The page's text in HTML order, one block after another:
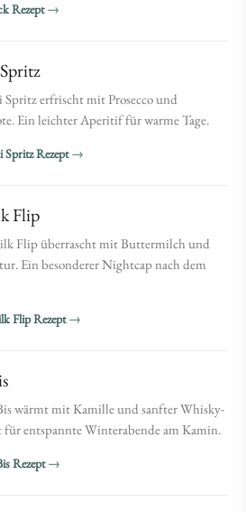
Rezept
Spritz erfrischt mit Prosecco und
Ein leichter Aperitif für warme Tage.
Spritz Rezept
Flip
Flip überrascht mit Buttermilch und
Ein besonderer Nightcap nach dem
Flip Rezept
wärmt mit Kamille und sanfter Whisky-
für entspannte Winterabende am Kamin.
Rezept